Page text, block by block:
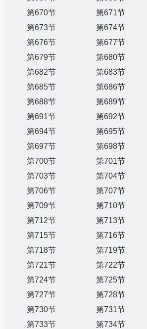
第670节
第671节
第673节
第674节
第676节
第677节
第679节
第680节
第682节
第683节
第685节
第686节
第688节
第689节
第691节
第692节
第694节
第695节
第697节
第698节
第700节
第701节
第703节
第704节
第706节
第707节
第709节
第710节
第712节
第713节
第715节
第716节
第718节
第719节
第721节
第722节
第724节
第725节
第727节
第728节
第730节
第731节
第733节
第734节